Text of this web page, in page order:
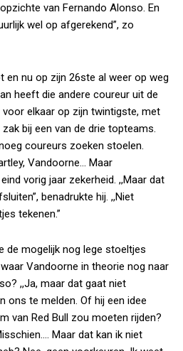
van Fernando Alonso. En
wel op afgerekend”, zo
en nu op zijn 26ste al weer op weg
heeft die andere coureur uit de
elkaar op zijn twintigste, met
bij een van de drie topteams.
coureurs zoeken stoelen.
Vandoorne… Maar
vorig jaar zekerheid. ,,Maar dat
benadrukte hij. ,,Niet
tekenen.”
de mogelijk nog lege stoeltjes
Vandoorne in theorie nog naar
,,Ja, maar dat gaat niet
ons te melden. Of hij een idee
van Red Bull zou moeten rijden?
Maar dat kan ik niet